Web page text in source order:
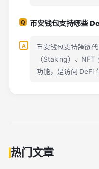
币安钱包支持哪些
币安钱包支持跨链
（Staking）、NFT
功能，是访问 DeFi
热门文章